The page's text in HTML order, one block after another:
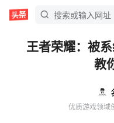
王者荣耀：被
教
优质游戏领域